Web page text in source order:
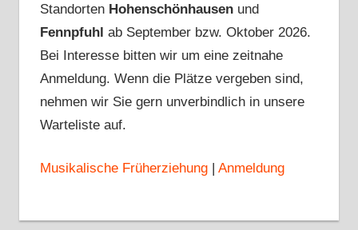
Standorten Hohenschönhausen und
Fennpfuhl ab September bzw. Oktober 2026.
Bei Interesse bitten wir um eine zeitnahe
Anmeldung. Wenn die Plätze vergeben sind,
nehmen wir Sie gern unverbindlich in unsere
Warteliste auf.
Musikalische Früherziehung| Anmeldung